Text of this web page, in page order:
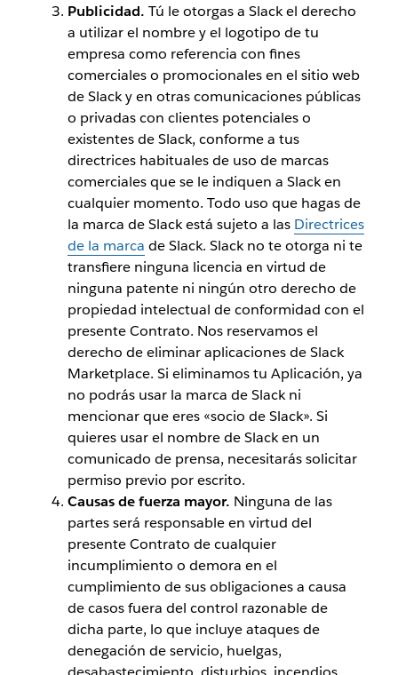
Publicidad. Tú le otorgas a Slack el derecho
a utilizar el nombre y el logotipo de tu
empresa como referencia con fines
comerciales o promocionales en el sitio web
de Slack y en otras comunicaciones públicas
o privadas con clientes potenciales o
existentes de Slack, conforme a tus
directrices habituales de uso de marcas
comerciales que se le indiquen a Slack en
cualquier momento. Todo uso que hagas de
la marca de Slack está sujeto a las Directrices
de la marca de Slack. Slack no te otorga ni te
transfiere ninguna licencia en virtud de
ninguna patente ni ningún otro derecho de
propiedad intelectual de conformidad con el
presente Contrato. Nos reservamos el
derecho de eliminar aplicaciones de Slack
Marketplace. Si eliminamos tu Aplicación, ya
no podrás usar la marca de Slack ni
mencionar que eres «socio de Slack». Si
quieres usar el nombre de Slack en un
comunicado de prensa, necesitarás solicitar
permiso previo por escrito.
Causas de fuerza mayor. Ninguna de las
partes será responsable en virtud del
presente Contrato de cualquier
incumplimiento o demora en el
cumplimiento de sus obligaciones a causa
de casos fuera del control razonable de
dicha parte, lo que incluye ataques de
denegación de servicio, huelgas,